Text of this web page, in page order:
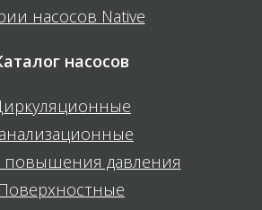
насосов Native
насосов
повышения давления
Поверхностные